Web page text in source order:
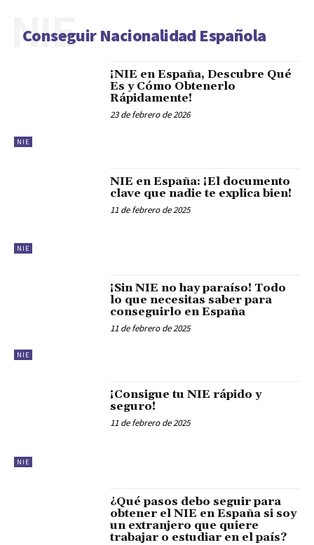
Conseguir Nacionalidad Española
NIE
NIE
¡NIE en España, Descubre Qué
Es y Cómo Obtenerlo
Rápidamente!
23 de febrero de 2026
NIE
NIE en España: ¡El documento
clave que nadie te explica bien!
11 de febrero de 2025
NIE
¡Sin NIE no hay paraíso! Todo
lo que necesitas saber para
conseguirlo en España
11 de febrero de 2025
NIE
¡Consigue tu NIE rápido y
seguro!
11 de febrero de 2025
¿Qué pasos debo seguir para
obtener el NIE en España si soy
un extranjero que quiere
trabajar o estudiar en el país?